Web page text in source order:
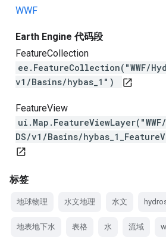
WWF
Earth Engine 代码段
FeatureCollection
ee.FeatureCollection("WWF/
v1/Basins/hybas_1")
open_in_new
FeatureView
ui.Map.FeatureViewLayer("WWF/
DS/v1/Basins/
open_in_new
标签
地球物理 水文地理 水文
地表地下水 表格 水 流域